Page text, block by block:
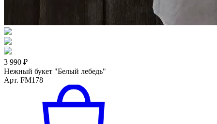
3 990 ₽
Нежный букет "Белый лебедь"
Арт. FM178